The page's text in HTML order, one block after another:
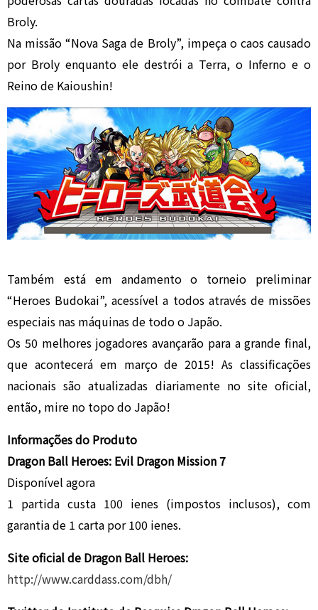
Broly.
Na missão “Nova Saga de Broly”, impeça o caos causado
por Broly enquanto ele destrói a Terra, o Inferno e o
Reino de Kaioushin!
Também está em andamento o torneio preliminar
“Heroes Budokai”, acessível a todos através de missões
especiais nas máquinas de todo o Japão.
Os 50 melhores jogadores avançarão para a grande final,
que acontecerá em março de 2015! As classificações
nacionais são atualizadas diariamente no site oficial,
então, mire no topo do Japão!
Informações do Produto
Dragon Ball Heroes: Evil Dragon Mission 7
Disponível agora
1 partida custa 100 ienes (impostos inclusos), com
garantia de 1 carta por 100 ienes.
Site oficial de Dragon Ball Heroes:
http://www.carddass.com/dbh/